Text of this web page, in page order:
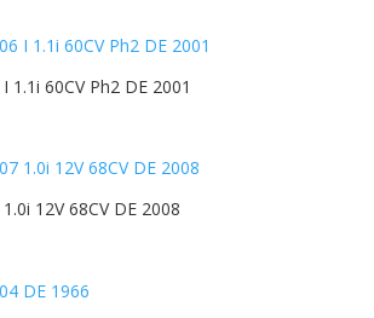
1.1i 60CV Ph2 DE 2001
12V 68CV DE 2008